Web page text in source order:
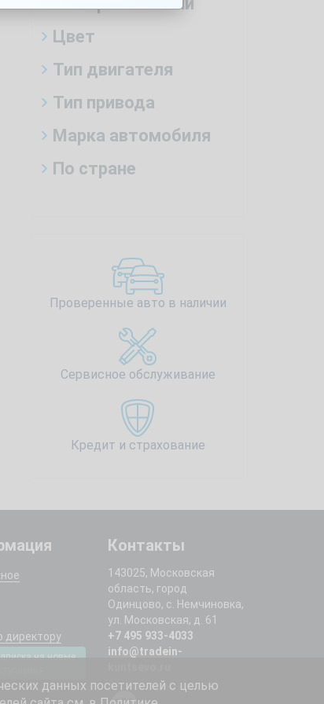
Цвет
Тип двигателя
Тип привода
Марка автомобиля
По стране
Проверенные авто в наличии
Сервисное обслуживание
Кредит и страхование
директору
на новые
Контакты
143025, Московская
область, город
Одинцово, с. Немчиновка,
ул. Московская, д. 61
+7 495 933-4033
info@tradein-
данных посетителей с целью